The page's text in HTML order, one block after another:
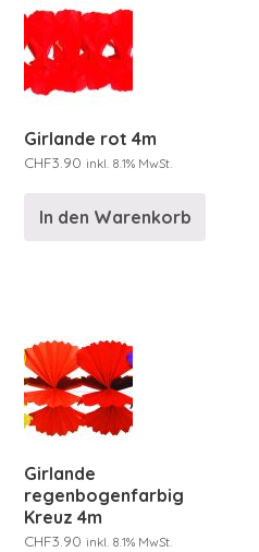
Girlande rot 4m
CHF3.90 inkl. 8.1% MwSt.
In den Warenkorb
Girlande
regenbogenfarbig
Kreuz 4m
CHF3.90 inkl. 8.1% MwSt.